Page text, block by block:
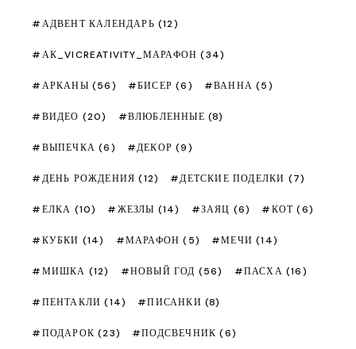
АДВЕНТ КАЛЕНДАРЬ (12)
АК_VICREATIVITY_МАРАФОН (34)
АРКАНЫ (56) БИСЕР (6) ВАННА (5)
ВИДЕО (20) ВЛЮБЛЕННЫЕ (8)
ВЫПЕЧКА (6) ДЕКОР (9)
ДЕНЬ РОЖДЕНИЯ (12) ДЕТСКИЕ ПОДЕЛКИ (7)
ЕЛКА (10) ЖЕЗЛЫ (14) ЗАЯЦ (6) КОТ (6)
КУБКИ (14) МАРАФОН (5) МЕЧИ (14)
МИШКА (12) НОВЫЙ ГОД (56) ПАСХА (16)
ПЕНТАКЛИ (14) ПИСАНКИ (8)
ПОДАРОК (23) ПОДСВЕЧНИК (6)